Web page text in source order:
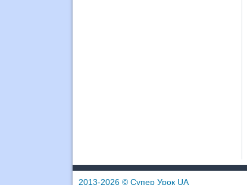
2013-2026© Супер Урок UA